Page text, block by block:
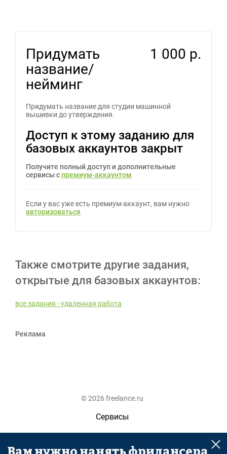
Придумать
название/
нейминг
1 000 р.
Придумать название для студии машинной
вышивки до утверждения.
Доступ к этому заданию для
базовых аккаунтов закрыт
Получите полный доступ и дополнительные
сервисы с премиум-аккаунтом
Если у вас уже есть премиум-аккаунт, вам нужно
авторизоваться
Также смотрите другие задания,
открытые для базовых аккаунтов:
все задания - удаленная работа
Реклама
© 2026 freelance.ru
Сервисы
Помощь